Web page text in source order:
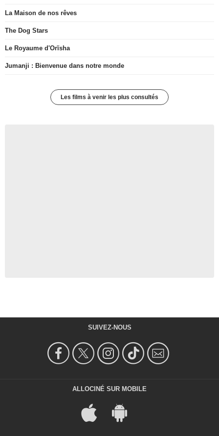
La Maison de nos rêves
The Dog Stars
Le Royaume d'Orïsha
Jumanji : Bienvenue dans notre monde
Les films à venir les plus consultés
SUIVEZ-NOUS
ALLOCINÉ SUR MOBILE